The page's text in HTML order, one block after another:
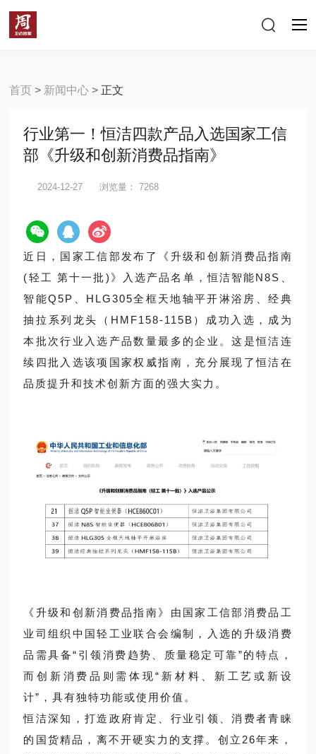
首页 > 新闻中心> 正文
行业第一！恒洁四款产品入选国家工信
部《升级和创新消费品指南》
2024-12-27 浏览量：7268
近日，国家工信部发布了《升级和创新消费品指南
(轻工 第十一批)》入选产品名单，恒洁智能N8S、
智能Q5P、HLG305全框天地轴平开淋浴房、经典
抽拉系列龙头（HMF158-115B）成功入选，成为
本批次行业入选产品数量最多的企业。这是恒洁连
续四批入选该项国家权威指南，充分展现了恒洁在
品质提升和技术创新方面的强大实力。
《升级和创新消费品指南》由国家工信部消费品工
业司组织中国轻工业联合会编制，入选的升级消费
品需具备“引领消费趋势、质量稳定可靠”的特点，
而创新消费品则需体现“新材料、新工艺或新设
计”，具有独特功能或使用价值。
恒洁深知，打造政府肯定、行业引领、消费者青睐
的国货精品，离不开硬实力的支撑。创立26年来，